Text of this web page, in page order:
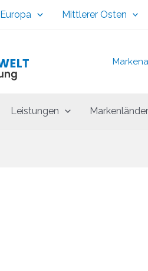
Europa Mittlerer Osten
Leistungen Markenländer